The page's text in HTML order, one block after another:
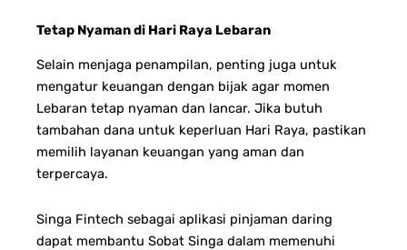
Tetap Nyaman di Hari Raya Lebaran
Selain menjaga penampilan, penting juga untuk
mengatur keuangan dengan bijak agar momen
Lebaran tetap nyaman dan lancar. Jika butuh
tambahan dana untuk keperluan Hari Raya, pastikan
memilih layanan keuangan yang aman dan
terpercaya.
Singa Fintech sebagai aplikasi pinjaman daring
dapat membantu Sobat Singa dalam memenuhi